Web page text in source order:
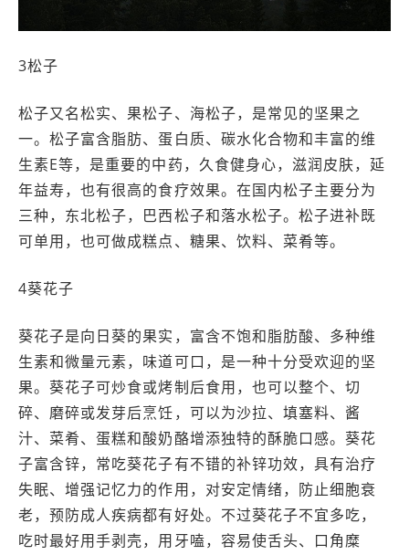
3松子
松子又名松实、果松子、海松子，是常见的坚果之
一。松子富含脂肪、蛋白质、碳水化合物和丰富的维
生素E等，是重要的中药，久食健身心，滋润皮肤，延
年益寿，也有很高的食疗效果。在国内松子主要分为
三种，东北松子，巴西松子和落水松子。松子进补既
可单用，也可做成糕点、糖果、饮料、菜肴等。
4葵花子
葵花子是向日葵的果实，富含不饱和脂肪酸、多种维
生素和微量元素，味道可口，是一种十分受欢迎的坚
果。葵花子可炒食或烤制后食用，也可以整个、切
碎、磨碎或发芽后烹饪，可以为沙拉、填塞料、酱
汁、菜肴、蛋糕和酸奶酪增添独特的酥脆口感。葵花
子富含锌，常吃葵花子有不错的补锌功效，具有治疗
失眠、增强记忆力的作用，对安定情绪，防止细胞衰
老，预防成人疾病都有好处。不过葵花子不宜多吃，
吃时最好用手剥壳，用牙嗑，容易使舌头、口角糜